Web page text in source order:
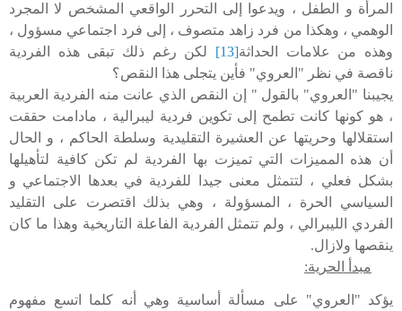
المرأة و الطفل ، ويدعوا إلى التحرر الواقعي المشخص لا المجرد
الوهمي ، وهكذا من فرد زاهد متصوف ، إلى فرد اجتماعي مسؤول ،
وهذه من علامات الحداثة[13] لكن رغم ذلك تبقى هذه الفردية
ناقصة في نظر "العروي" فأين يتجلى هذا النقص؟
يجيبنا "العروي" بالقول " إن النقص الذي عانت منه الفردية العربية
، هو كونها كانت تطمح إلى تكوين فردية ليبرالية ، مادامت حققت
استقلالها وحريتها عن العشيرة التقليدية وسلطة الحاكم ، و الحال
أن هذه المميزات التي تميزت بها الفردية لم تكن كافية لتأهيلها
بشكل فعلي ، لتتمثل معنى جيدا للفردية في بعدها الاجتماعي و
السياسي الحرة ، المسؤولة ، وهي بذلك اقتصرت على التقليد
الفردي الليبرالي ، ولم تتمثل الفردية الفاعلة التاريخية وهذا ما كان
ينقصها ولازال.
مبدأ الحرية:
يؤكد "العروي" على مسألة أساسية وهي أنه كلما اتسع مفهوم